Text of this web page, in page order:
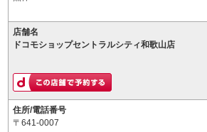
店舗名
ドコモショップセントラルシティ和歌山店
住所/電話番号
〒641-0007